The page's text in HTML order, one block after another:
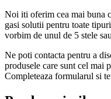
Noi iti oferim cea mai buna
gasi solutii pentru toate
vorbim de unul de 5 stele
Ne poti contacta pentru a
produsele care sunt cel mai
Completeaza formularul si